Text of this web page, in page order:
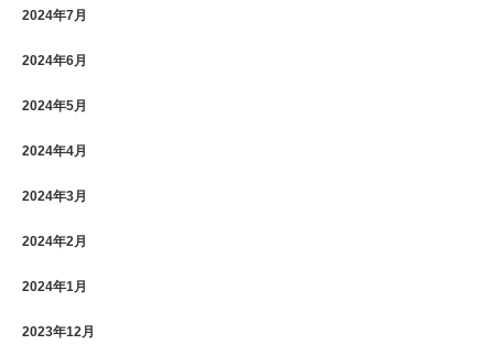
2024年7月
2024年6月
2024年5月
2024年4月
2024年3月
2024年2月
2024年1月
2023年12月